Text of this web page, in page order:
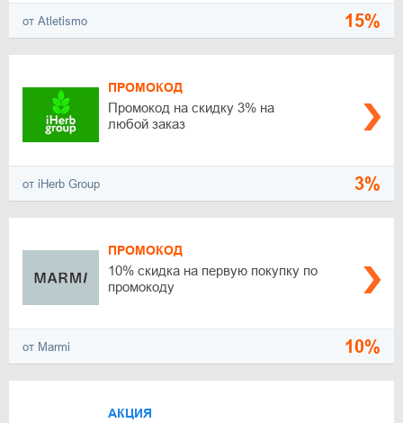
от Atletismo 15%
ПРОМОКОД
Промокод на скидку 3% на
любой заказ
от iHerb Group 3%
ПРОМОКОД
10% скидка на первую покупку по
промокоду
от Marmi 10%
АКЦИЯ